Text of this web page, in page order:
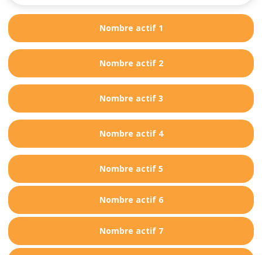
Nombre actif 1
Nombre actif 2
Nombre actif 3
Nombre actif 4
Nombre actif 5
Nombre actif 6
Nombre actif 7